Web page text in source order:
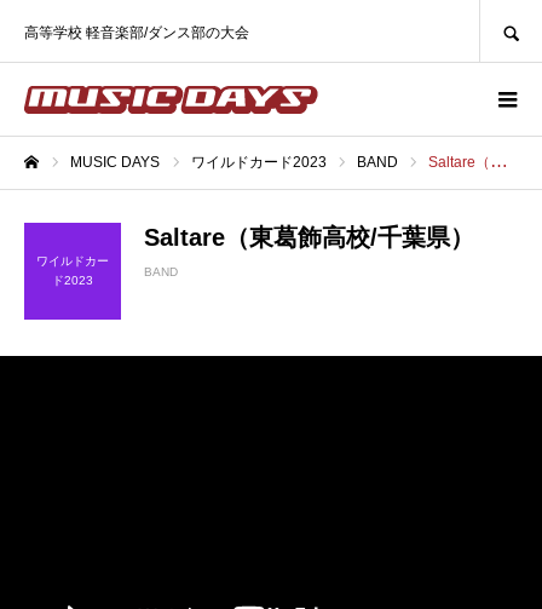
高等学校 軽音楽部/ダンス部の大会
MUSIC DAYS ワイルドカード2023 BAND Saltare（東葛飾高校/千葉県）
ワイルドカー
ド2023
Saltare（東葛飾高校/千葉県）
BAND